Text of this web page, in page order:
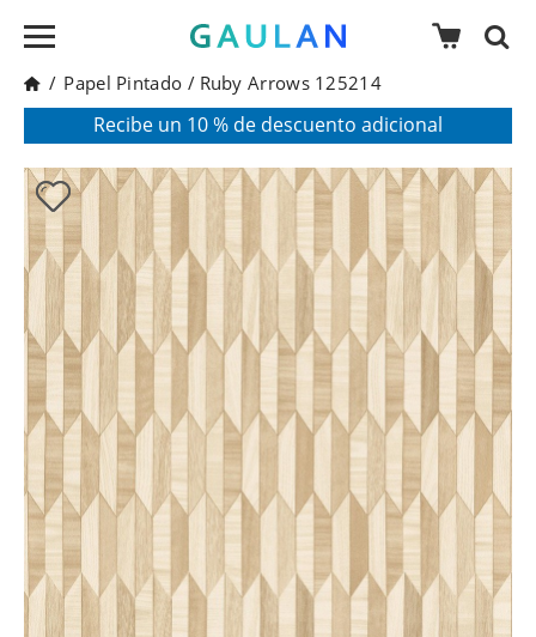
/ Papel Pintado / Ruby Arrows 125214
Pon en tu cesta el código:AGOSTO2026
Recibe un 10 % de descuento adicional
* Válido para pedidos superiores a 120€